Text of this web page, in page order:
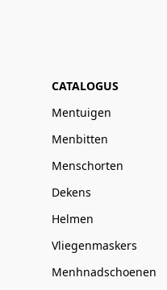
CATALOGUS
Mentuigen
Menbitten
Menschorten
Dekens
Helmen
Vliegenmaskers
Menhnadschoenen